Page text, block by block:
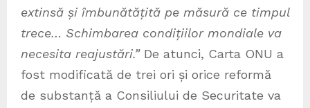
extinsă și îmbunătățită pe măsură ce timpul
trece… Schimbarea condițiilor mondiale va
necesita reajustări.” De atunci, Carta ONU a
fost modificată de trei ori și orice reformă
de substanță a Consiliului de Securitate va